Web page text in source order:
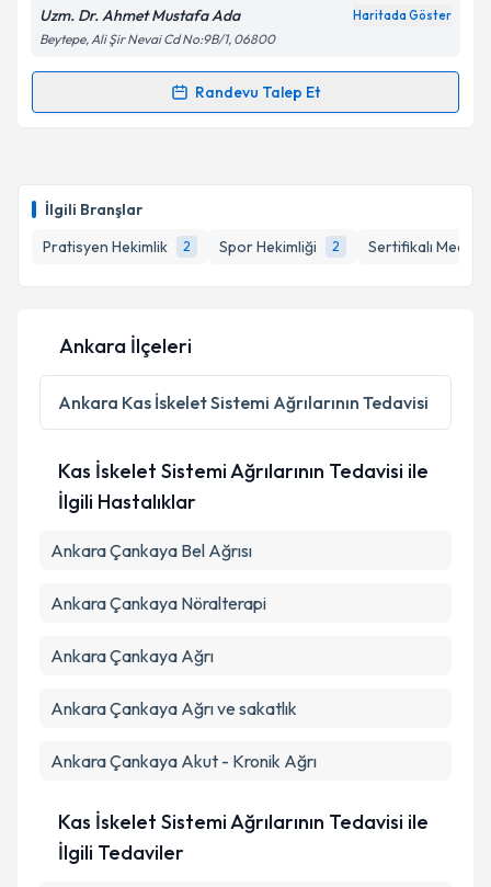
İlgili Branşlar
Pratisyen Hekimlik
2 Spor Hekimliği 2 Sertifikalı
Kişisel verilerimin işlenmesine ilişkin
Metni'ni okudum ve kişisel verilerimin belirtilen
Uzm. Dr. Ahmet Mustafa Ada Haritada Göster
Beytepe, Ali Şir Nevai Cd No:9B/1, 06800
Randevu Talep Et
Randevu Takvimi Talebi
için bir takvim hazırlandığında e-posta ile
bilgilendireceğiz.
E-posta Adresiniz
Kişisel verilerimin işlenmesine ilişkin
Aydınlatma
Metni'ni okudum ve kişisel verilerimin belirtilen
Takvim Talebini Gönder
Ankara İlçeleri
Ankara Kas İskelet Sistemi Ağrılarının Tedavisi
Kas İskelet Sistemi Ağrılarının Tedavisi ile
İlgili Hastalıklar
Ankara Çankaya Bel Ağrısı
Ankara Çankaya Nöralterapi
Ankara Çankaya Ağrı
Ankara Çankaya Ağrı ve sakatlık
Ankara Çankaya Akut - Kronik Ağrı
Kas İskelet Sistemi Ağrılarının Tedavisi ile
İlgili Tedaviler